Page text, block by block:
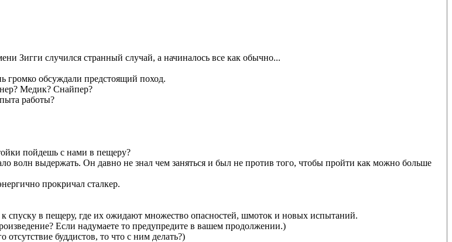
Зигги случился странный случай, а начиналось все как обычно...
громко обсуждали предстоящий поход.
Медик? Снайпер?
работы?
пойдешь с нами в пещеру?
волн выдержать. Он давно не знал чем заняться и был не против того, чтобы пройти как можно больше
прокричал сталкер.
спуску в пещеру, где их ожидают множество опасностей, шмоток и новых испытаний.
Если надумаете то предупредите в вашем продолжении.)
отсутствие буддистов, то что с ним делать?)